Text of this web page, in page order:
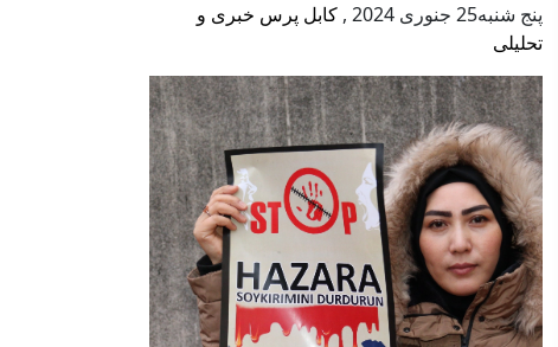
پنج شنبه25 جنوری 2024 , کابل پرس خبری و
تحلیلی